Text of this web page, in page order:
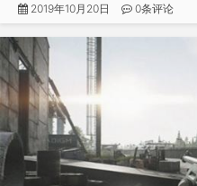
2019年10月20日 0条评论